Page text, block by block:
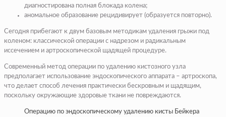
диагностирована полная блокада колена;
аномальное образование рецидивирует (образуется повторно).
Сегодня прибегают к двум базовым методикам удаления грыжи под
коленом: классической операции с надрезом и радикальным
иссечением и артроскопической щадящей процедуре.
Современный метод операции по удалению кистозного узла
предполагает использование эндоскопического аппарата – артроскопа,
что делает способ лечения практически бескровным и щадящим,
поскольку окружающие здоровые ткани не повреждаются.
Операцию по эндоскопическому удалению кисты Бейкера